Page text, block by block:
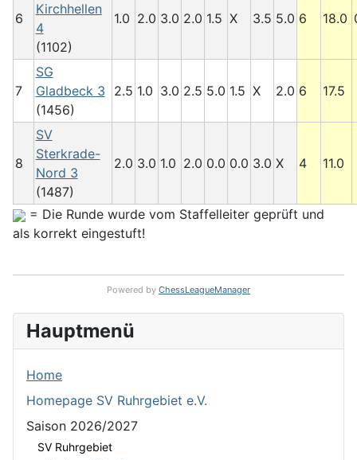
6
Kirchhellen
4
(1102)
1.0 2.0 3.0 2.0 1.5 X 3.5 5.0 6 18.0
7
SG
Gladbeck 3
(1456)
2.5 1.0 3.0 2.5 5.0 1.5 X 2.0 6 17.5
8
SV
Sterkrade-
Nord 3
(1487)
2.0 3.0 1.0 2.0 0.0 0.0 3.0 X 4 11.0
= Die Runde wurde vom Staffelleiter geprüft und
als korrekt eingestuft!
Powered by ChessLeagueManager
Hauptmenü
Home
Homepage SV Ruhrgebiet e.V.
Saison 2026/2027
SV Ruhrgebiet